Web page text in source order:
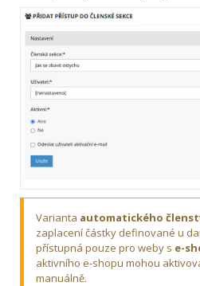
Varianta automatického
zaplacení částky definované u
přístupná pouze pro weby s e-
aktivního e-shopu mohou
manuálně.